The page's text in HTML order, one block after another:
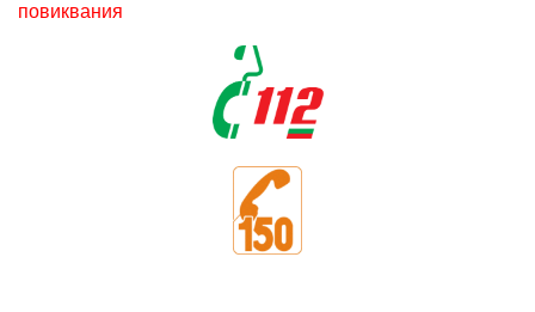
повиквания